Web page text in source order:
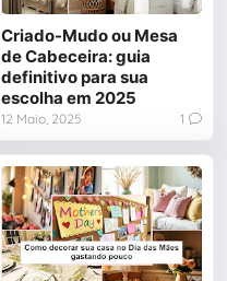
Criado-Mudo ou Mesa
de Cabeceira: guia
definitivo para sua
escolha em 2025
12 Maio, 2025 1